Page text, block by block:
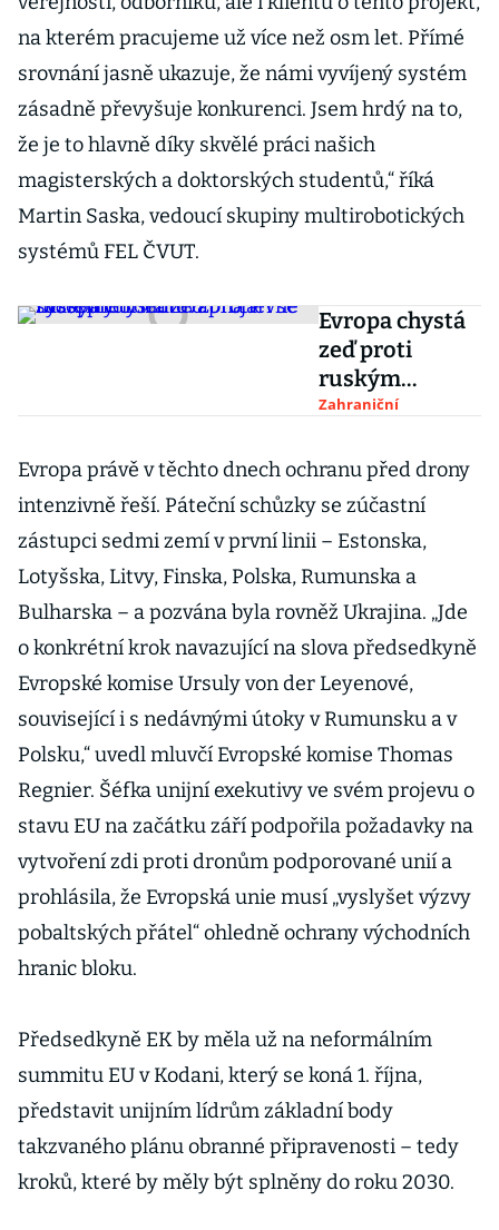
na kterém pracujeme už více než osm let. Přímé
srovnání jasně ukazuje, že námi vyvíjený systém
zásadně převyšuje konkurenci. Jsem hrdý na to,
že je to hlavně díky skvělé práci našich
magisterských a doktorských studentů,“ říká
Martin Saska, vedoucí skupiny multirobotických
systémů FEL ČVUT.
Evropa chystá
zeď proti
ruským
dronům.
musí
přeorientovat
systémy
Zahraniční
Evropa právě v těchto dnech ochranu před drony
intenzivně řeší. Páteční schůzky se zúčastní
zástupci sedmi zemí v první linii – Estonska,
Lotyšska, Litvy, Finska, Polska, Rumunska a
Bulharska – a pozvána byla rovněž Ukrajina. „Jde
o konkrétní krok navazující na slova předsedkyně
Evropské komise Ursuly von der Leyenové,
související i s nedávnými útoky v Rumunsku a v
Polsku,“ uvedl mluvčí Evropské komise Thomas
Regnier. Šéfka unijní exekutivy ve svém projevu o
stavu EU na začátku září podpořila požadavky na
vytvoření zdi proti dronům podporované unií a
prohlásila, že Evropská unie musí „vyslyšet výzvy
pobaltských přátel“ ohledně ochrany východních
hranic bloku.
Předsedkyně EK by měla už na neformálním
summitu EU v Kodani, který se koná 1. října,
představit unijním lídrům základní body
takzvaného plánu obranné připravenosti – tedy
kroků, které by měly být splněny do roku 2030.